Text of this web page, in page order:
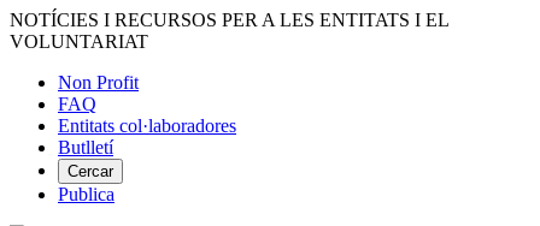
Vés
al
NOTÍCIES I RECURSOS PER A LES ENTITATS I EL
VOLUNTARIAT
Menú
del
compte
d'usuari
Non Profit
FAQ
Entitats col·laboradores
Butlletí
Cercar
Publica